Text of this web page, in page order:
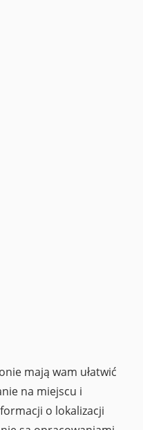
mają wam ułatwić
na miejscu i
o lokalizacji